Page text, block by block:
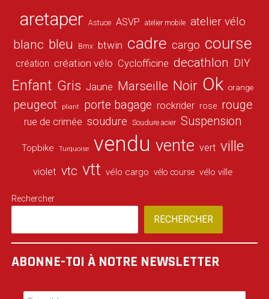
aretaper Astuce ASVP atelier mobile atelier vélo
blanc bleu Bmx btwin cadre cargo course
création création vélo Cyclofficine decathlon DIY
Enfant Gris Jaune Marseille Noir Ok orange
peugeot pliant porte bagage rockrider rose rouge
rue de crimée soudure Soudure acier Suspension
Topbike Turquoise vendu vente vert ville
violet vtc vtt vélo cargo vélo course vélo ville
Rechercher
RECHERCHER
ABONNE-TOI À NOTRE NEWSLETTER